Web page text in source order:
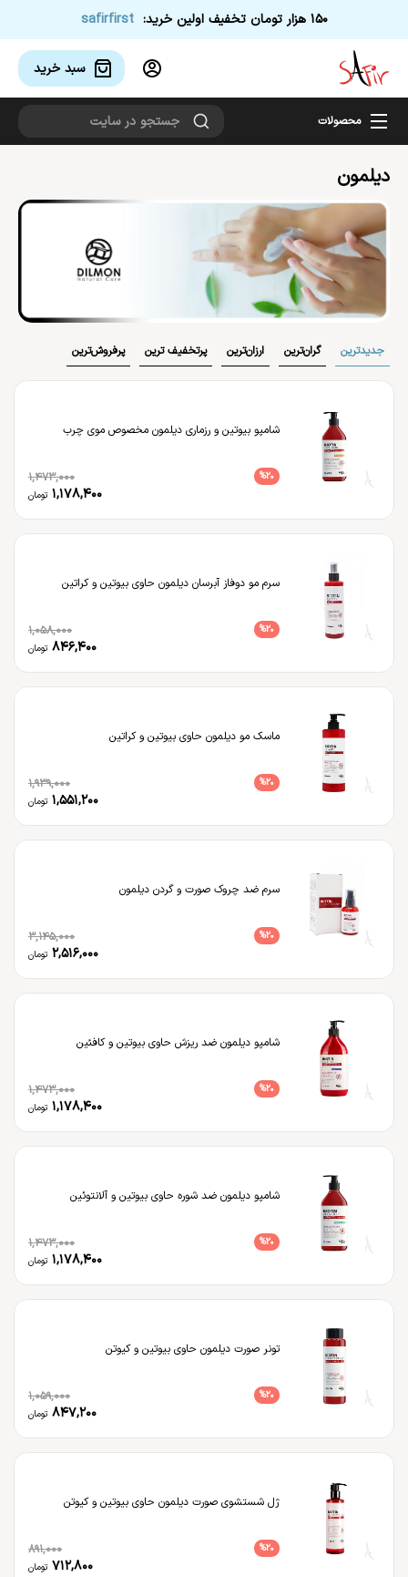
150 هزار تومان تخفیف اولین خرید: safirfirst
سبد خرید
محصولات
دیلمون
جدیدترین گران‌ترین ارزان‌ترین پر‌تخفیف ترین پر‌فروش‌ترین
شامپو بیوتین و رزماری دیلمون مخصوص موی چرب
1,473,000 %20
1,178,400 تومان
سرم مو دوفاز آبرسان دیلمون حاوی بیوتین و کراتین
1,058,000 %20
846,400 تومان
ماسک مو دیلمون حاوی بیوتین و کراتین
1,939,000 %20
1,551,200 تومان
سرم ضد چروک صورت و گردن دیلمون
3,145,000 %20
2,516,000 تومان
شامپو دیلمون ضد ریزش حاوی بیوتین و کافئین
1,473,000 %20
1,178,400 تومان
شامپو دیلمون ضد شوره حاوی بیوتین و آلانتوئین
1,473,000 %20
1,178,400 تومان
تونر صورت دیلمون حاوی بیوتین و کیوتن
1,059,000 %20
847,200 تومان
ژل شستشوی صورت دیلمون حاوی بیوتین و کیوتن
891,000 %20
712,800 تومان